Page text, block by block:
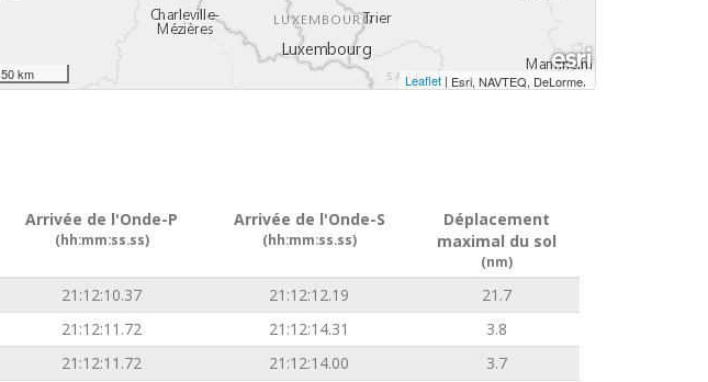
50 km Leaflet | Esri, NAVTEQ, DeLorme,
Arrivée de l'Onde-P
(hh:mm:ss.ss)
Arrivée de l'Onde-S
(hh:mm:ss.ss)
Déplacement
maximal du sol
(nm)
21:12:10.37 21:12:12.19
21.7
21:12:11.72 21:12:14.31
3.8
21:12:11.72 21:12:14.00
3.7